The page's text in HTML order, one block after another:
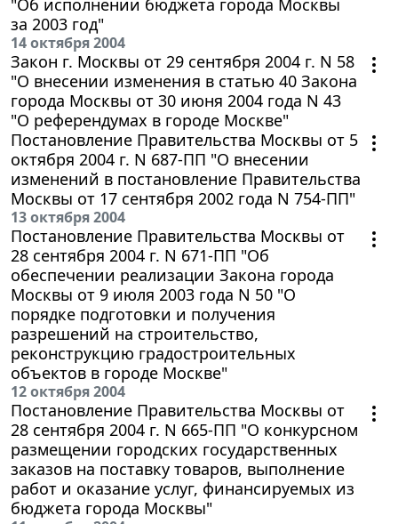
"Об исполнении бюджета города Москвы
за 2003 год"
14 октября 2004
Закон г. Москвы от 29 сентября 2004 г. N 58
"О внесении изменения в статью 40 Закона
города Москвы от 30 июня 2004 года N 43
"О референдумах в городе Москве"
Постановление Правительства Москвы от 5
октября 2004 г. N 687-ПП "О внесении
изменений в постановление Правительства
Москвы от 17 сентября 2002 года N 754-ПП"
13 октября 2004
Постановление Правительства Москвы от
28 сентября 2004 г. N 671-ПП "Об
обеспечении реализации Закона города
Москвы от 9 июля 2003 года N 50 "О
порядке подготовки и получения
разрешений на строительство,
реконструкцию градостроительных
объектов в городе Москве"
12 октября 2004
Постановление Правительства Москвы от
28 сентября 2004 г. N 665-ПП "О конкурсном
размещении городских государственных
заказов на поставку товаров, выполнение
работ и оказание услуг, финансируемых из
бюджета города Москвы"